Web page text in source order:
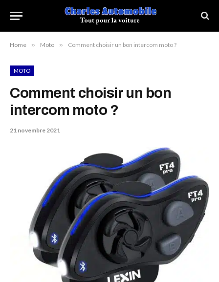
Home » Moto » Comment choisir un bon intercom moto ?
MOTO
Comment choisir un bon
intercom moto ?
21 novembre 2021